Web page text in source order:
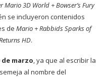
Mario 3D World + Bowser’s Fury
se incluyeron contenidos
de Mario + Rabbids Sparks of
HD.
de marzo, ya que al escribir la
al nombre del